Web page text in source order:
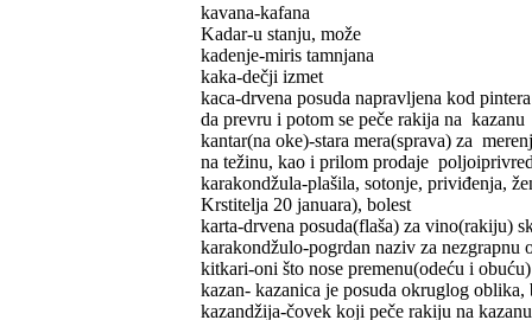
kavana-kafana
Kadar-u stanju, može
kadenje-miris tamnjana
kaka-dečji izmet
kaca-drvena posuda napravljena kod
da prevru i potom se peče rakija na kazanu
kantar(na oke)-stara mera(sprava) za
na težinu, kao i prilom prodaje
karakondžula-plašila, sotonje, priviđenja,
Krstitelja 20 januara), bolest
karta-drvena posuda(flaša) za vino(rakiju)
karakondžulo-pogrdan naziv za nezgrapnu
kitkari-oni što nose premenu(odeću i
kazan- kazanica je posuda okruglog oblika,
kazandžija-čovek koji peče rakiju na kazanu